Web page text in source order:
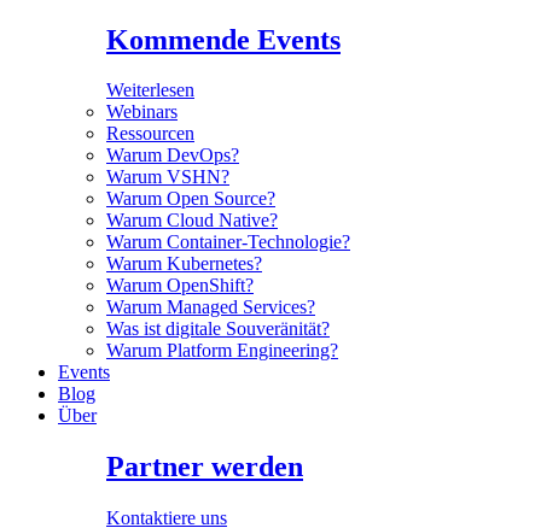
Kommende Events
Weiterlesen
Webinars
Ressourcen
Warum DevOps?
Warum VSHN?
Warum Open Source?
Warum Cloud Native?
Warum Container-Technologie?
Warum Kubernetes?
Warum OpenShift?
Warum Managed Services?
Was ist digitale Souveränität?
Warum Platform Engineering?
Events
Blog
Über
Partner werden
Kontaktiere uns